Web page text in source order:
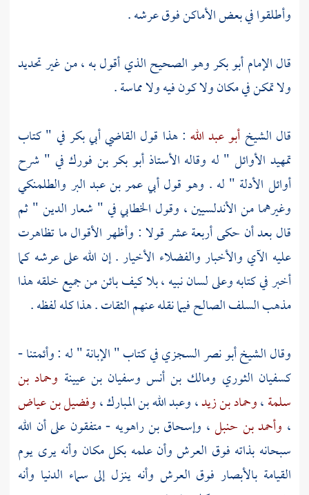
وأطلقوا في بعض الأماكن فوق عرشه .
قالالإمام أبو بكروهو الصحيح الذي أقول به ، من غير تحديد
ولا تمكن في مكان ولا كون فيه ولا مماسة .
قال الشيخ أبو عبد الله : هذا قول القاضي أبي بكرفي " كتاب
تمهيد الأوائل " له وقاله الأستاذأبو بكر بن فورك في " شرح
أوائل الأدلة " له . وهو قولأبي عمر بن عبد البر والطلمنكي
وغيرهما من الأندلسيين ، وقول الخطابيفي " شعار الدين " ثم
قال بعد أن حكى أربعة عشر قولا : وأظهر الأقوال ما تظاهرت
عليه الآي والأخبار والفضلاء الأخيار . إن الله على عرشه كما
أخبر في كتابه وعلى لسان نبيه ، بلا كيف بائن من جميع خلقه هذا
مذهبالسلفالصالح فيما نقله عنهم الثقات . هذا كله لفظه .
وقال الشيخأبو نصر السجزيفي كتاب " الإبانة " له : وأئمتنا -
كسفيان الثوري ومالك بن أنس وسفيان بن عيينة وحماد بن
سلمة،وحماد بن زيد،وعبد الله بن المبارك،وفضيل بن عياض
، وأحمد بن حنبل، وإسحاق بن راهويه - متفقون على أن الله
سبحانه بذاته فوق العرش وأن علمه بكل مكان وأنه يرى يوم
القيامة بالأبصار فوق العرش وأنه ينزل إلى سماء الدنيا وأنه